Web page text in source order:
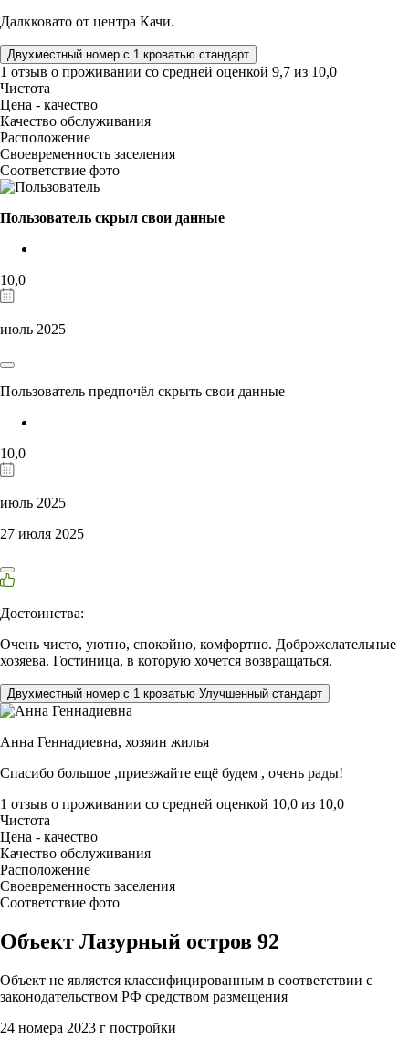
Далкковато от центра Качи.
Двухместный номер с 1 кроватью стандарт
1 отзыв о проживании со средней оценкой 9,7 из 10,0
Чистота
Цена - качество
Качество обслуживания
Расположение
Своевременность заселения
Соответствие фото
Пользователь скрыл свои данные
10,0
июль 2025
Пользователь предпочёл скрыть свои данные
10,0
июль 2025
27 июля 2025
Достоинства:
Очень чисто, уютно, спокойно, комфортно. Доброжелательные
хозяева. Гостиница, в которую хочется возвращаться.
Двухместный номер с 1 кроватью Улучшенный стандарт
Анна Геннадиевна, хозяин жилья
Спасибо большое ,приезжайте ещё будем , очень рады!
1 отзыв о проживании со средней оценкой 10,0 из 10,0
Чистота
Цена - качество
Качество обслуживания
Расположение
Своевременность заселения
Соответствие фото
Объект Лазурный остров 92
Объект не является классифицированным в соответствии с
законодательством РФ средством размещения
24 номера 2023 г постройки